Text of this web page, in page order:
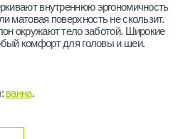
внутреннюю эргономичность
матовая поверхность не скользит.
окружают тело заботой. Широкие
комфорт для головы и шеи.
ванна.